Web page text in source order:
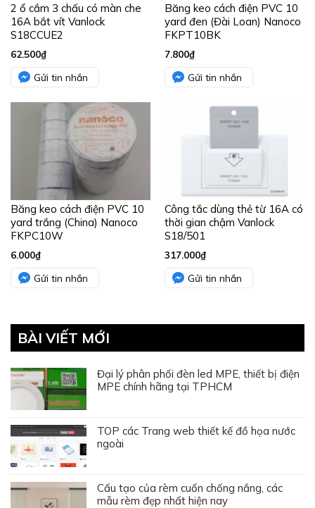
2 ổ cắm 3 chấu có màn che
16A bắt vít Vanlock
S18CCUE2
62.500₫
Gửi tin nhắn
Băng keo cách điện PVC 10
yard đen (Đài Loan) Nanoco
FKPT10BK
7.800₫
Gửi tin nhắn
Băng keo cách điện PVC 10
yard trắng (China) Nanoco
FKPC10W
6.000₫
Gửi tin nhắn
Công tắc dùng thẻ từ 16A có
thời gian chậm Vanlock
S18/501
317.000₫
Gửi tin nhắn
BÀI VIẾT MỚI
Đại lý phân phối đèn led MPE, thiết bị điện
MPE chính hãng tại TPHCM
TOP các Trang web thiết kế đồ họa nước
ngoài
Cấu tạo của rèm cuốn chống nắng, các
mẫu rèm đẹp nhất hiện nay